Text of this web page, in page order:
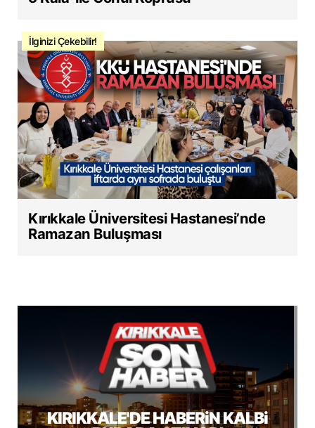
İlginizi Çekebilir!
Kırıkkale Üniversitesi Hastanesi’nde
Ramazan Buluşması
KIRIKKALE'DE HABERiN KALBi